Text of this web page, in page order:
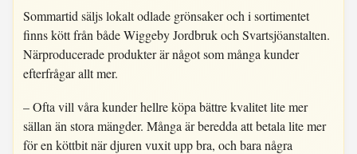
Sommartid säljs lokalt odlade grönsaker och i sortimentet
finns kött från både Wiggeby Jordbruk och Svartsjöanstalten.
Närproducerade produkter är något som många kunder
efterfrågar allt mer.
– Ofta vill våra kunder hellre köpa bättre kvalitet lite mer
sällan än stora mängder. Många är beredda att betala lite mer
för en köttbit när djuren vuxit upp bra, och bara några